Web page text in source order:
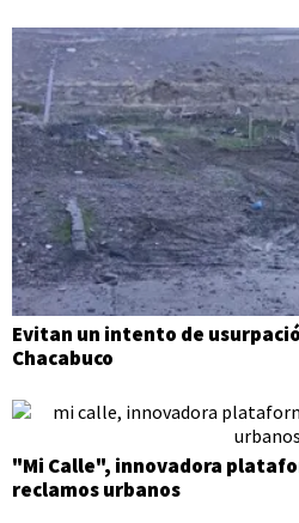
Evitan un intento de
Chacabuco
"Mi Calle", innovadora
reclamos urbanos